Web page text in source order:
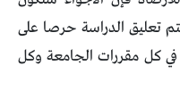
يوم الخميس الموافق 30/4 سيتم تعليق الدراسة حرصا على
كل مقررات الجامعة وكل